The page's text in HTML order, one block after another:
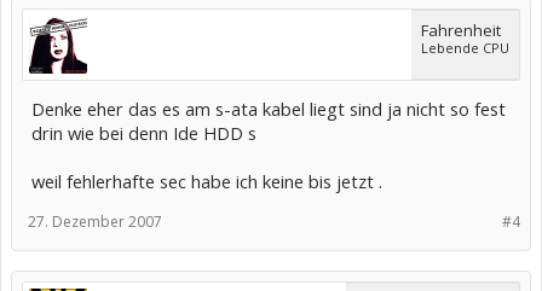
Fahrenheit
Lebende CPU
Denke eher das es am s-ata kabel liegt sind ja nicht so fest
drin wie bei denn Ide HDD s
weil fehlerhafte sec habe ich keine bis jetzt .
#4
27. Dezember 2007